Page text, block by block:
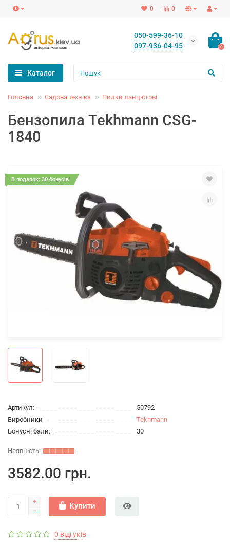
0
0
050-599-36-10
097-936-04-95
0
Каталог
Головна Садова техніка Пилки ланцюгові
Бензопила Tekhmann CSG-
1840
В подарок: 30 бонусів
Артикул:
50792
Виробники
Tekhmann
Бонусні бали:
30
3582.00 грн.
Купити
0 відгуків